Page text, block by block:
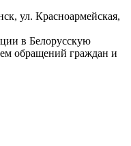
ул. Красноармейская,
в Белорусскую
обращений граждан и